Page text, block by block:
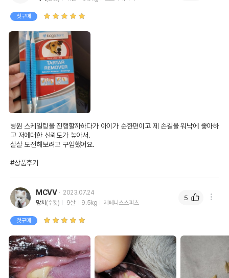
첫구매
병원 스케일링을 진행할까하다가 아이가 순한편이고 제 손길을 워낙에 좋아하
고 저에대한 신뢰도가 높아서.
살살 도전해보려고 구입했어요.
#상품후기
MCVV
2023.07.24
망치 (수컷) 9살 9.5kg 제페니스스피츠
첫구매
5